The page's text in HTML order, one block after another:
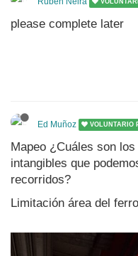
please complete later
Ed Muñoz VOLUNTARIO
Mapeo ¿Cuáles son
intangibles que
recorridos?
Limitación área del